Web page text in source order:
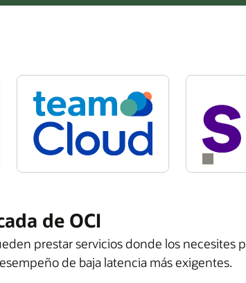
de OCI
prestar servicios donde los necesites
de baja latencia más exigentes.